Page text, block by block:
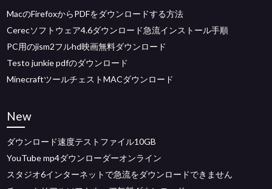
MacのFirefoxからPDFをダウンロードする方法
Cerecソフトウェア4.6ダウンロード急流インストール手順
PC用のjism2フルhd映画無料ダウンロード
Testo junkie pdfのダウンロード
MinecraftツールチェストMACダウンロード
New
ダウンロード速度テストファイル10GB
YouTube mp4ダウンローダーオンライン
スタジオ6インターネットで急流をダウンロードできません